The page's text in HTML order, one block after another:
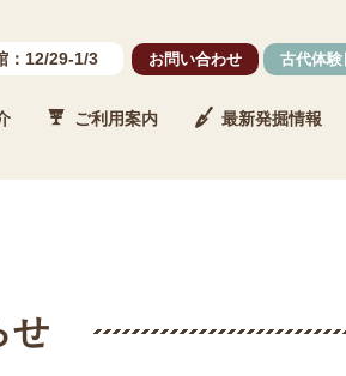
：12/29-1/3 お問い合わせ 古代体験
ご利用案内 最新発掘情報
せ